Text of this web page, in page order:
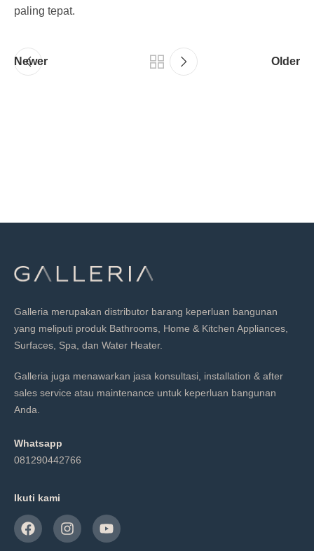
paling tepat.
Newer Older
Galleria merupakan distributor barang keperluan bangunan
yang meliputi produk Bathrooms, Home & Kitchen Appliances,
Surfaces, Spa, dan Water Heater.
Galleria juga menawarkan jasa konsultasi, installation & after
sales service atau maintenance untuk keperluan bangunan
Anda.
Whatsapp
081290442766
Ikuti kami